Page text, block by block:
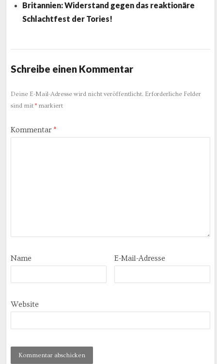
Britannien: Widerstand gegen das reaktionäre
Schlachtfest der Tories!
Schreibe einen Kommentar
Deine E-Mail-Adresse wird nicht veröffentlicht. Erforderliche Felder
sind mit *markiert
Kommentar *
Name E-Mail-Adresse
Website